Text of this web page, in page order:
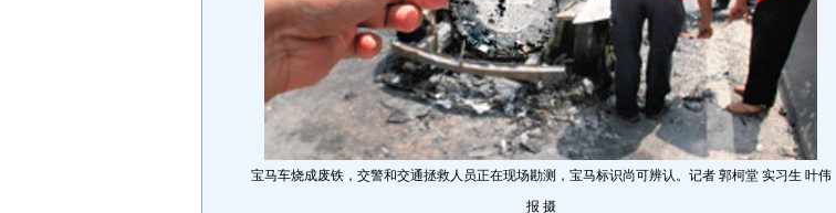
宝马车烧成废铁，交警和交通拯救人员正在现场勘测，宝马标识尚可辨认。记者 郭柯堂 实习生 叶伟
报 摄